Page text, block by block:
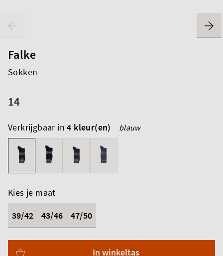
Falke
Sokken
14
Verkrijgbaar in4 kleur(en) blauw
Kies je maat
39/42
43/46 47/50
In winkeltas